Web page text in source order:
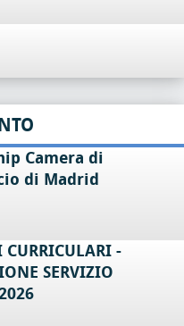
Camera di
di Madrid
-
SERVIZIO